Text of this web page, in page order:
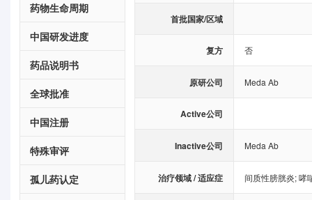
药物生命周期
中国研发进度
药品说明书
全球批准
中国注册
特殊审评
孤儿药认定
首批国家/区域
复方 否
原研公司 Meda Ab
Active公司
Inactive公司 Meda Ab
治疗领域 / 适应症 间质性膀胱炎;哮